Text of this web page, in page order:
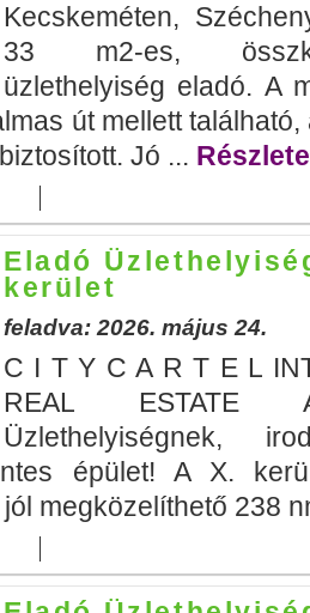
Kecskeméten,
33 m2-es,
üzlethelyiség eladó. A
út mellett
Jó ...
Eladó
kerület
feladva: 2026. május 24.
C I T Y C A R T E L
REAL ESTATE
Üzlethelyiségnek,
épület! A X.
megközelíthető 238